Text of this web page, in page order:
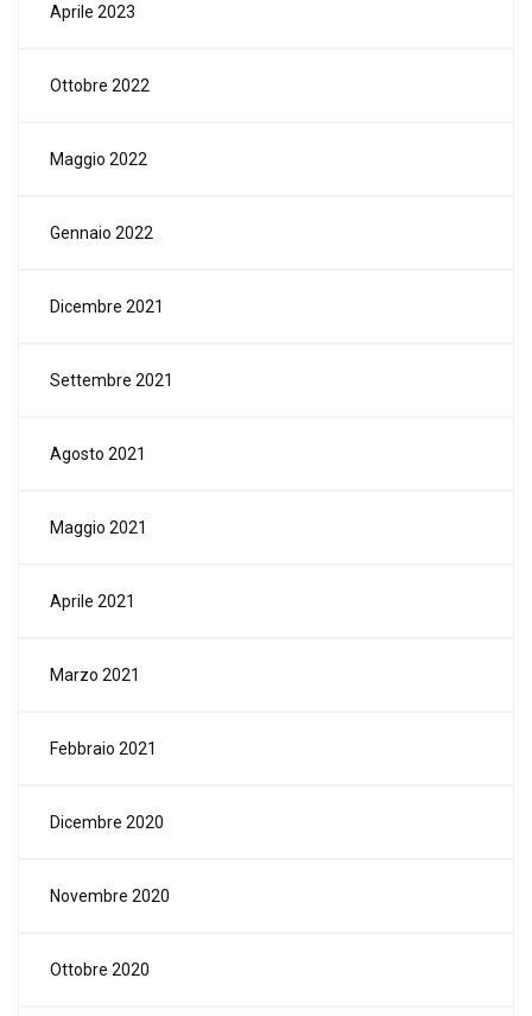
Aprile 2023
Ottobre 2022
Maggio 2022
Gennaio 2022
Dicembre 2021
Settembre 2021
Agosto 2021
Maggio 2021
Aprile 2021
Marzo 2021
Febbraio 2021
Dicembre 2020
Novembre 2020
Ottobre 2020